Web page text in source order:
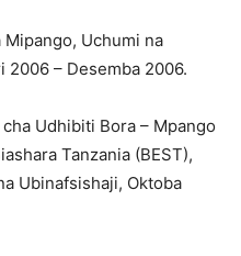
Mipango, Uchumi na
2006 – Desemba 2006.
Udhibiti Bora – Mpango
Tanzania (BEST),
Ubinafsishaji, Oktoba